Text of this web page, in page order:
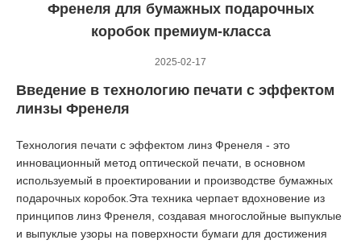
Френеля для бумажных подарочных
коробок премиум-класса
2025-02-17
Введение в технологию печати с эффектом
линзы Френеля
Технология печати с эффектом линз Френеля - это
инновационный метод оптической печати, в основном
используемый в проектировании и производстве бумажных
подарочных коробок.Эта техника черпает вдохновение из
принципов линз Френеля, создавая многослойные выпуклые
и выпуклые узоры на поверхности бумаги для достижения